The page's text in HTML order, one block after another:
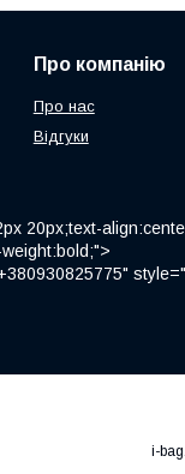
Про компанію
Про нас
Відгуки
20px;text-